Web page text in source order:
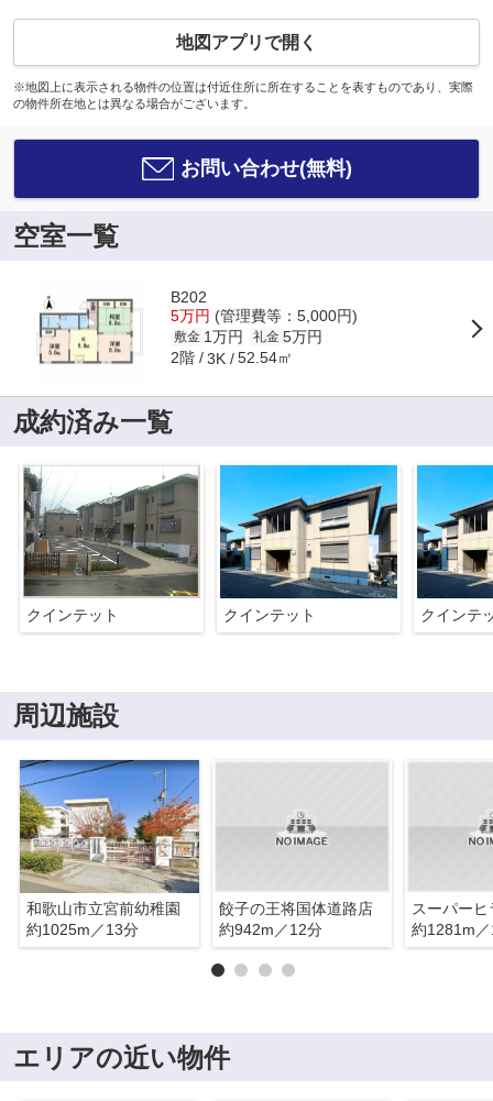
地図アプリで開く
※地図上に表示される物件の位置は付近住所に所在することを表すものであり、実際
の物件所在地とは異なる場合がございます。
お問い合わせ(無料)
空室一覧
B202
5万円 (管理費等：5,000円)
敷金 1万円 礼金 5万円
2階 3K 52.54㎡
成約済み一覧
クインテット クインテット クインテ
周辺施設
和歌山市立宮前幼稚園
約1025m／13分
餃子の王将国体道路店
約942m／12分
約1281m
エリアの近い物件